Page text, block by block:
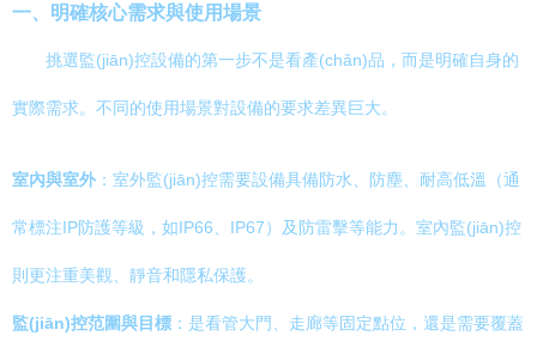
一、明確核心需求與使用場景
挑選監(jiān)控設備的第一步不是看產(chǎn)品，而是明確自身的
實際需求。不同的使用場景對設備的要求差異巨大。
室內與室外 ：室外監(jiān)控需要設備具備防水、防塵、耐高低溫（通
常標注IP防護等級，如IP66、IP67）及防雷擊等能力。室內監(jiān)控
則更注重美觀、靜音和隱私保護。
監(jiān)控范圍與目標 ：是看管大門、走廊等固定點位，還是需要覆蓋